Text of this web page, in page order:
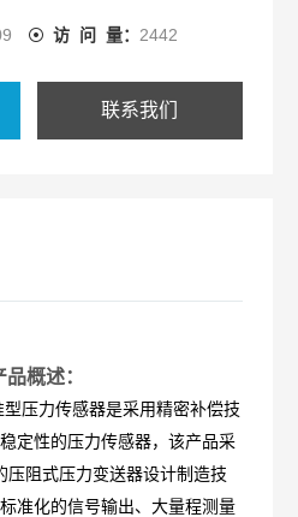
访 问 量： 2442
联系我们
概述：
压力传感器是采用精密补偿技
定性的压力传感器，该产品采
压阻式压力变送器设计制造技
准化的信号输出、大量程测量